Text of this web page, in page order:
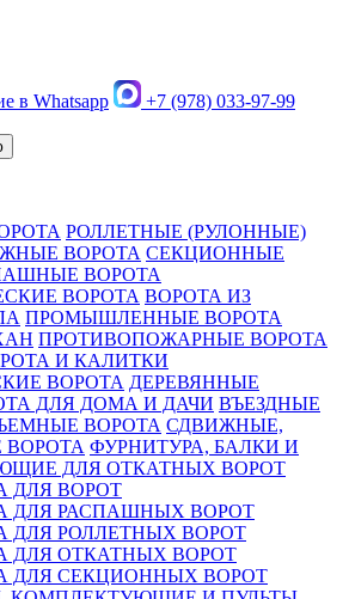
+7 (978) 033-97-99
РОЛЛЕТНЫЕ (РУЛОННЫЕ)
ВОРОТА СЕКЦИОННЫЕ
ВОРОТА
ВОРОТА ВОРОТА ИЗ
ПРОМЫШЛЕННЫЕ ВОРОТА
ПРОТИВОПОЖАРНЫЕ ВОРОТА
И КАЛИТКИ
ВОРОТА ДЕРЕВЯННЫЕ
ДЛЯ ДОМА И ДАЧИ ВЪЕЗДНЫЕ
ВОРОТА СДВИЖНЫЕ,
ВОРОТА ФУРНИТУРА, БАЛКИ И
ДЛЯ ОТКАТНЫХ ВОРОТ
ДЛЯ ВОРОТ
ДЛЯ РАСПАШНЫХ ВОРОТ
ДЛЯ РОЛЛЕТНЫХ ВОРОТ
ДЛЯ ОТКАТНЫХ ВОРОТ
ДЛЯ СЕКЦИОННЫХ ВОРОТ